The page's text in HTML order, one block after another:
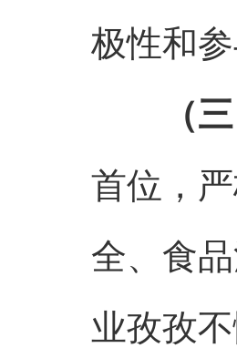
极性和参
（
首位，
全、食
业孜孜